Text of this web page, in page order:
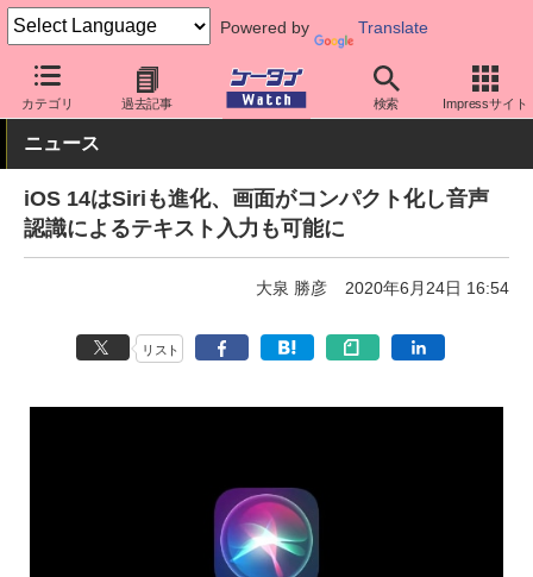
Powered by Translate
カテゴリ 過去記事 検索 Impressサイト
ケータイ Watch OS iPhone (iOS)
ニュース
iOS 14はSiriも進化、画面がコンパクト化し音声
認識によるテキスト入力も可能に
大泉 勝彦 2020年6月24日 16:54
リスト